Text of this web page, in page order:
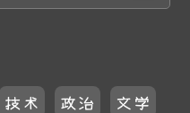
技术 政治
文学